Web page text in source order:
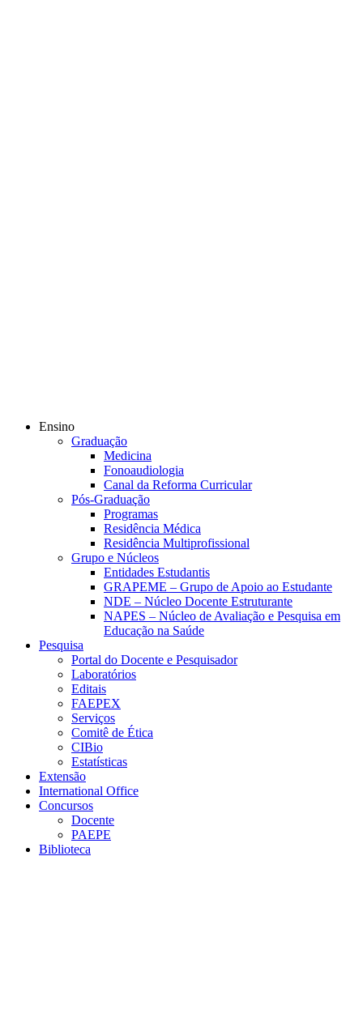
Ensino
Graduação
Medicina
Fonoaudiologia
Canal da Reforma Curricular
Pós-Graduação
Programas
Residência Médica
Residência Multiprofissional
Grupo e Núcleos
Entidades Estudantis
GRAPEME – Grupo de Apoio ao Estudante
NDE – Núcleo Docente Estruturante
NAPES – Núcleo de Avaliação e Pesquisa em
Educação na Saúde
Pesquisa
Portal do Docente e Pesquisador
Laboratórios
Editais
FAEPEX
Serviços
Comitê de Ética
CIBio
Estatísticas
Extensão
International Office
Concursos
Docente
PAEPE
Biblioteca